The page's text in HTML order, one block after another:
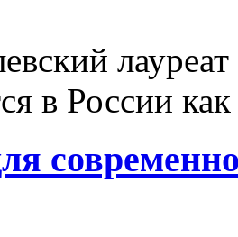
в России